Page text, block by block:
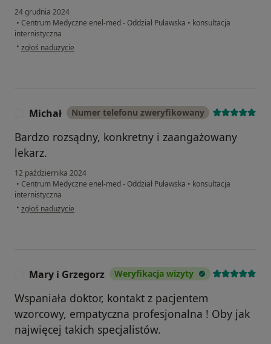
24 grudnia 2024
• Centrum Medyczne enel-med - Oddział Puławska • konsultacja
internistyczna
• w opinii użytkownika Andrzej
zgłoś nadużycie
Michał Numer telefonu zweryfikowany
Bardzo rozsądny, konkretny i zaangażowany
lekarz.
12 października 2024
• Centrum Medyczne enel-med - Oddział Puławska • konsultacja
internistyczna
• w opinii użytkownika Michał
zgłoś nadużycie
Mary i Grzegorz Weryfikacja wizyty
Wspaniała doktor, kontakt z pacjentem
wzorcowy, empatyczna profesjonalna ! Oby jak
najwięcej takich specjalistów.